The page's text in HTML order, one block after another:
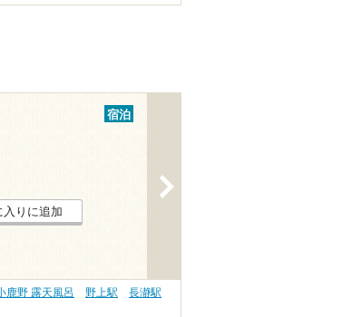
宿泊
入りに追加
鹿野 露天風呂 野上駅
長瀞駅